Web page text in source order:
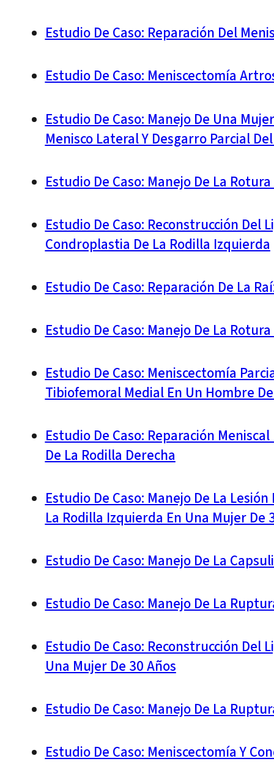
Estudio De Caso: Reparación Del
Estudio De Caso: Meniscectomía
Estudio De Caso: Manejo De Una
Menisco Lateral Y Desgarro Parcial
Estudio De Caso: Manejo De La
Estudio De Caso: Reconstrucción
Condroplastia De La Rodilla Izquierda
Estudio De Caso: Reparación De La
Estudio De Caso: Manejo De La
Estudio De Caso: Meniscectomía
Tibiofemoral Medial En Un Hombre
Estudio De Caso: Reparación
De La Rodilla Derecha
Estudio De Caso: Manejo De La
La Rodilla Izquierda En Una Mujer De
Estudio De Caso: Manejo De La
Estudio De Caso: Manejo De La
Estudio De Caso: Reconstrucción Del
Una Mujer De 30 Años
Estudio De Caso: Manejo De La
Estudio De Caso: Meniscectomía Y